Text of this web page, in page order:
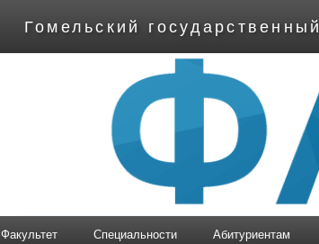
Гомельский
Факультет Специальности Абитуриентам